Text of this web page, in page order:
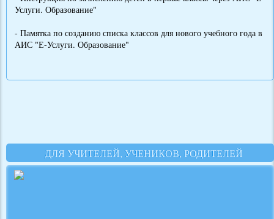
Услуги. Образование"
- Памятка по созданию списка классов для нового учебного года в
АИС "Е-Услуги. Образование"
ДЛЯ УЧИТЕЛЕЙ, УЧЕНИКОВ, РОДИТЕЛЕЙ